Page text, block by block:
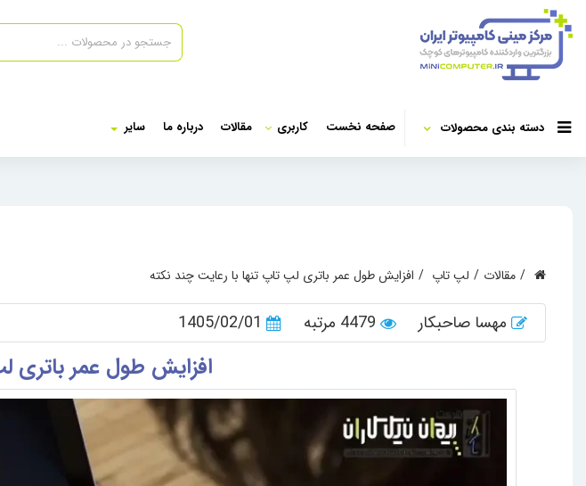
دسته بندی محصولات صفحه نخست کاربری مقالات درباره ما سایر
مقالات لپ تاپ افزایش طول عمر باتری لپ تاپ تنها با رعایت چند نکته
مهسا صاحبکار 4479 مرتبه 1405/02/01
افزایش طول عمر باتری